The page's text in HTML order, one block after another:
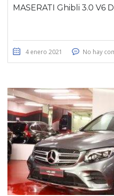
MASERATI Ghibli 3.0 V6
4 enero 2021 No hay